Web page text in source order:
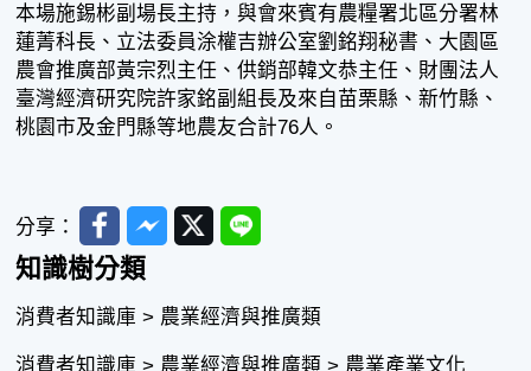
本場施錫彬副場長主持，與會來賓有農糧署北區分署林
蓮菁科長、立法委員涂權吉辦公室劉銘翔秘書、大園區
農會推廣部黃宗烈主任、供銷部韓文恭主任、財團法人
臺灣經濟研究院許家銘副組長及來自苗栗縣、新竹縣、
桃園市及金門縣等地農友合計76人。
分享： FacebookMessenger
TwitterLine
知識樹分類
消費者知識庫 > 農業經濟與推廣類
消費者知識庫 > 農業經濟與推廣類 > 農業產業文化